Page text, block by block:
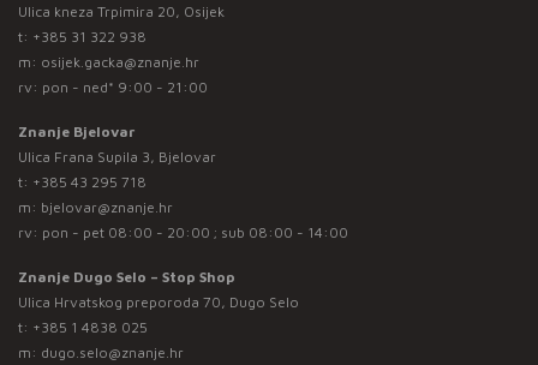
Ulica kneza Trpimira 20, Osijek
t: +385 31 322 938
m: osijek.gacka@znanje.hr
rv: pon - ned* 9:00 - 21:00
Znanje Bjelovar
Ulica Frana Supila 3, Bjelovar
t: +385 43 295 718
m: bjelovar@znanje.hr
rv: pon - pet 08:00 - 20:00 ; sub 08:00 - 14:00
Znanje Dugo Selo – Stop Shop
Ulica Hrvatskog preporoda 70, Dugo Selo
t: +385 1 4838 025
m: dugo.selo@znanje.hr